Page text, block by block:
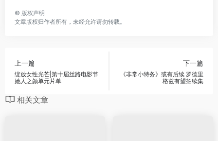
© 版权声明
文章版权归作者所有，未经允许请勿转载。
上一篇
绽放女性光芒|第十届丝路电影节
她人之颜单元片单
下一篇
《非常小特务》或有后续 罗德里
格兹有望拍续集
相关文章